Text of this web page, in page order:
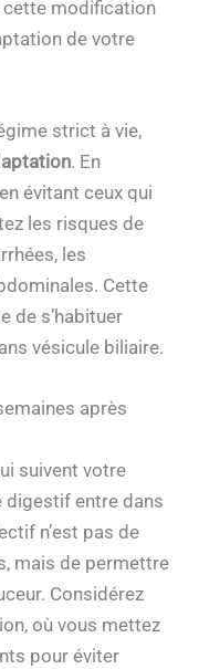
cette modification
de votre
strict à vie,
. En
évitant ceux qui
les risques de
les
Cette
de s’habituer
vésicule biliaire.
après
suivent votre
entre dans
n’est pas de
mais de permettre
Considérez
où vous mettez
pour éviter